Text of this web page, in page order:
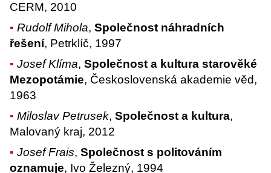
CERM, 2010
Rudolf Mihola,Společnost náhradních
řešení, Petrklíč, 1997
Josef Klíma,Společnost a kultura starověké
Mezopotámie, Československá akademie věd,
1963
Miloslav Petrusek,Společnost a kultura,
Malovaný kraj, 2012
Josef Frais,Společnost s politováním
oznamuje, Ivo Železný, 1994